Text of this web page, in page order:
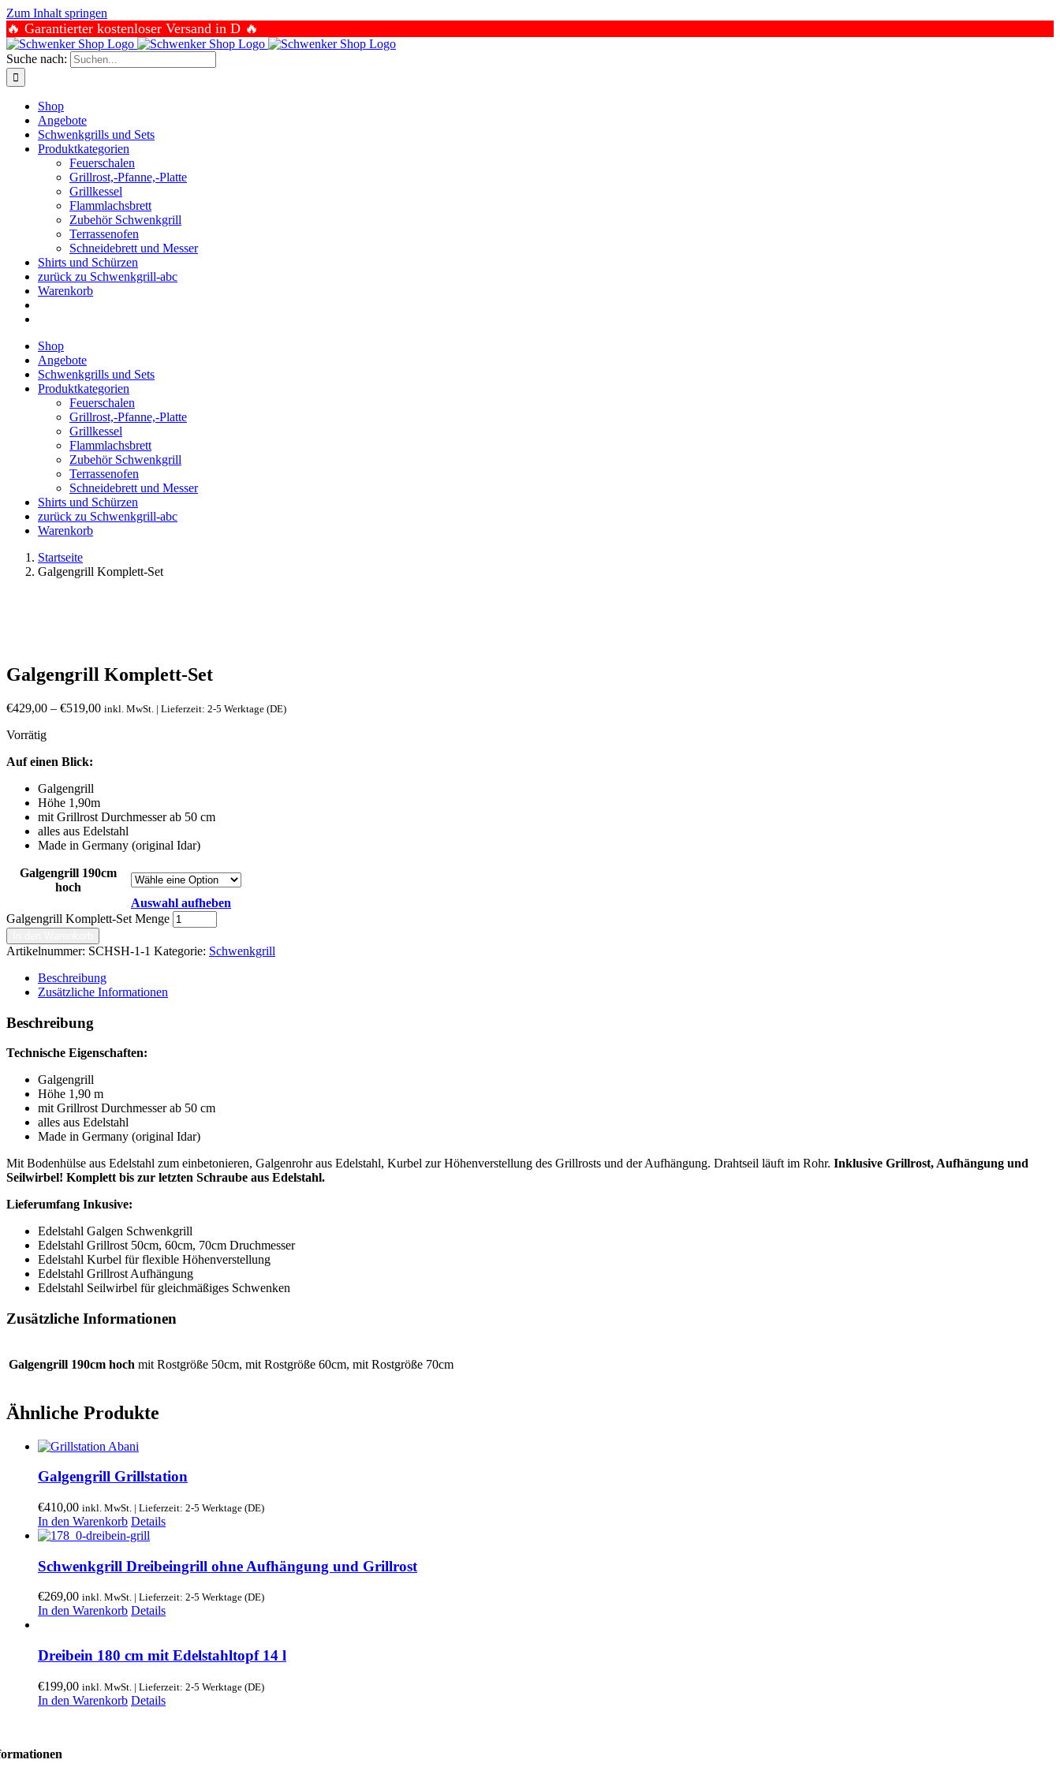
Zum Inhalt springen
🔥 Garantierter kostenloser Versand in D 🔥
Suche nach:
Shop
Angebote
Schwenkgrills und Sets
Produktkategorien
Feuerschalen
Grillrost,-Pfanne,-Platte
Grillkessel
Flammlachsbrett
Zubehör Schwenkgrill
Terrassenofen
Schneidebrett und Messer
Shirts und Schürzen
zurück zu Schwenkgrill-abc
Warenkorb
Shop
Angebote
Schwenkgrills und Sets
Produktkategorien
Feuerschalen
Grillrost,-Pfanne,-Platte
Grillkessel
Flammlachsbrett
Zubehör Schwenkgrill
Terrassenofen
Schneidebrett und Messer
Shirts und Schürzen
zurück zu Schwenkgrill-abc
Warenkorb
Startseite
Galgengrill Komplett-Set
Galgengrill Komplett-Set
€429,00 – €519,00 inkl. MwSt. | Lieferzeit: 2-5 Werktage (DE)
Vorrätig
Auf einen Blick:
Galgengrill
Höhe 1,90m
mit Grillrost Durchmesser ab 50 cm
alles aus Edelstahl
Made in Germany (original Idar)
Galgengrill 190cm
hoch
Auswahl aufheben
Galgengrill Komplett-Set Menge
Artikelnummer: SCHSH-1-1 Kategorie: Schwenkgrill
Beschreibung
Zusätzliche Informationen
Beschreibung
Technische Eigenschaften:
Galgengrill
Höhe 1,90 m
mit Grillrost Durchmesser ab 50 cm
alles aus Edelstahl
Made in Germany (original Idar)
Mit Bodenhülse aus Edelstahl zum einbetonieren, Galgenrohr aus Edelstahl, Kurbel zur Höhenverstellung des Grillrosts und der Aufhängung. Drahtseil läuft im Rohr. Inklusive Grillrost, Aufhängung und
Seilwirbel! Komplett bis zur letzten Schraube aus Edelstahl.
Lieferumfang Inkusive:
Edelstahl Galgen Schwenkgrill
Edelstahl Grillrost 50cm, 60cm, 70cm Druchmesser
Edelstahl Kurbel für flexible Höhenverstellung
Edelstahl Grillrost Aufhängung
Edelstahl Seilwirbel für gleichmäßiges Schwenken
Zusätzliche Informationen
Galgengrill 190cm hoch mit Rostgröße 50cm, mit Rostgröße 60cm, mit Rostgröße 70cm
Ähnliche Produkte
Galgengrill Grillstation
€410,00 inkl. MwSt. | Lieferzeit: 2-5 Werktage (DE)
In den Warenkorb Details
Schwenkgrill Dreibeingrill ohne Aufhängung und Grillrost
€269,00 inkl. MwSt. | Lieferzeit: 2-5 Werktage (DE)
In den Warenkorb Details
Dreibein 180 cm mit Edelstahltopf 14 l
€199,00 inkl. MwSt. | Lieferzeit: 2-5 Werktage (DE)
In den Warenkorb Details